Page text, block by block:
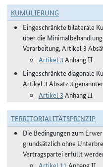
KUMULIERUNG
Eingeschränkte bilaterale
über die
Verarbeitung, Artikel 3
Artikel 3 Anhang II
Eingeschränkte diagonale
Artikel 3 Absatz 3
Artikel 3 Anhang II
TERRITORIALITÄTSPRINZIP
Die Bedingungen zum
grundsätzlich ohne
Vertragspartei erfüllt
Artikel 11Anhang II